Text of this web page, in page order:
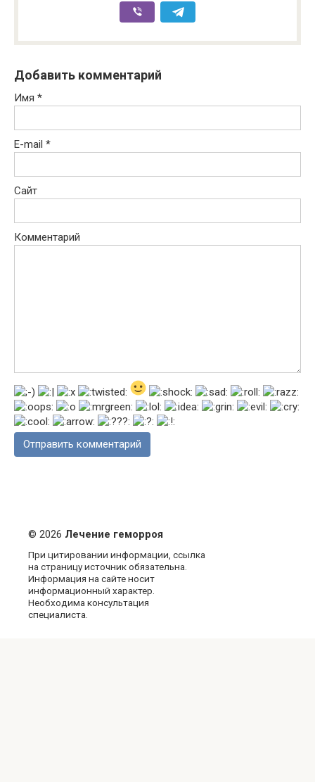
Добавить комментарий
Имя *
E-mail *
Сайт
Комментарий
© 2026 Лечение геморроя
При цитировании информации, ссылка
на страницу источник обязательна.
Информация на сайте носит
информационный характер.
Необходима консультация
специалиста.